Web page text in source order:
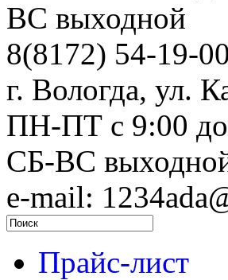
ВС выходной
8(8172) 54-19-00
г. Вологда, ул.
ПН-ПТ c 9:00
СБ-ВС
e-mail:
Прайс-лист